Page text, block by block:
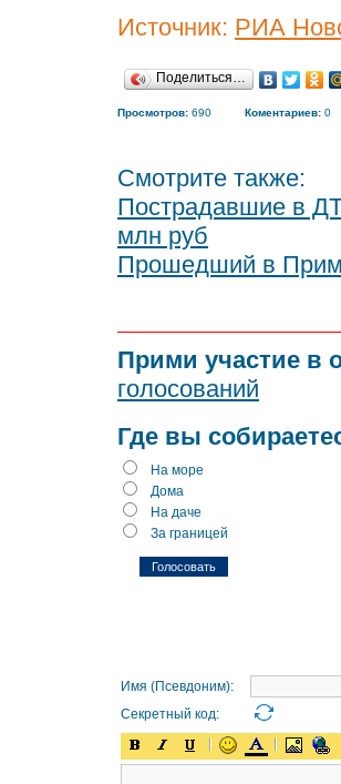
Источник: РИА
Поделиться…
Просмотров: 690 Коментариев: 0
Смотрите также:
Пострадавшие в
млн руб
Прошедший в
Прими участие в
голосований
Где вы
На море
Дома
На даче
За границей
Имя (Псевдоним):
Секретный код: